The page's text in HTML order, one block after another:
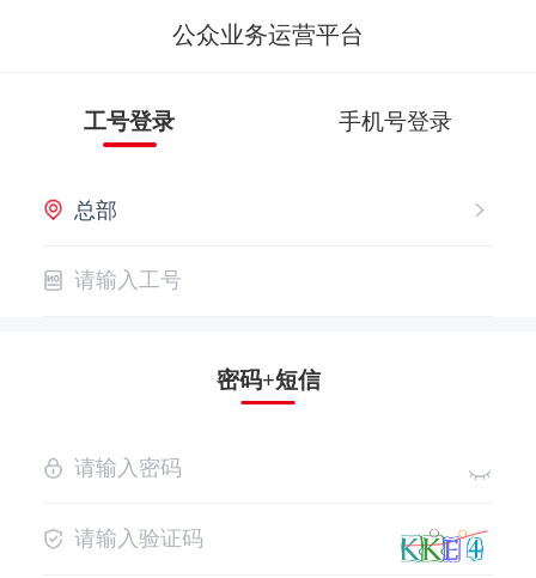
公众业务运营平台
工号登录 手机号登录
密码+短信